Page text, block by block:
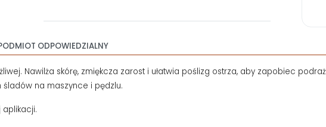
ODPOWIEDZIALNY
Nawilża skórę, zmiękcza zarost i ułatwia poślizg ostrza, aby zapobiec
śladów na maszynce i pędzlu.